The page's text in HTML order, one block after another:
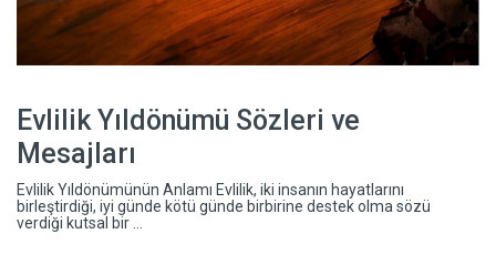
Evlilik Yıldönümü Sözleri ve
Mesajları
Evlilik Yıldönümünün Anlamı Evlilik, iki insanın hayatlarını
birleştirdiği, iyi günde kötü günde birbirine destek olma sözü
verdiği kutsal bir ...